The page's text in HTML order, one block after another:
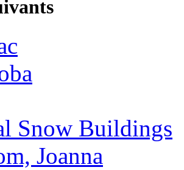
Snow Buildings
Joanna